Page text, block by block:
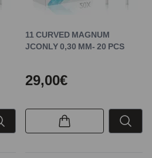
11 CURVED MAGNUM
JCONLY 0,30 MM- 20 PCS
29,00€